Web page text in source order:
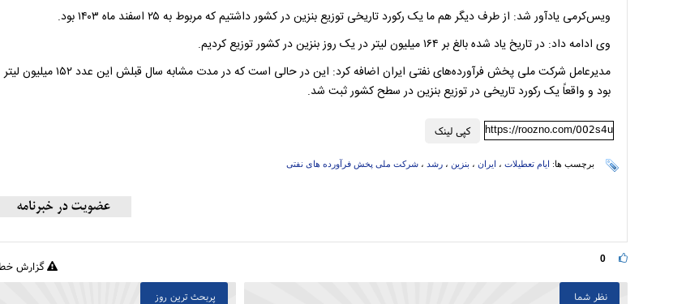
ویس‌کرمی یادآور شد: از طرف دیگر هم ما یک رکورد تاریخی توزیع بنزین در کشور داشتیم که مربوط به ۲۵ اسفند ماه ۱۴۰۳ بود.
وی ادامه داد: در تاریخ یاد شده بالغ بر ۱۶۴ میلیون لیتر در یک روز بنزین در کشور توزیع کردیم.
مدیرعامل شرکت ملی پخش فرآورده‌های نفتی ایران اضافه کرد: این در حالی است که در مدت مشابه سال قبلش این عدد ۱۵۲ میلیون لیتر
بود و واقعاً یک رکورد تاریخی در توزیع بنزین در سطح کشور ثبت شد.
کپی لینک https://roozno.com/002s4u
برچسب ها: ایام تعطیلات ، ایران ، بنزین ، رشد ، شرکت ملی پخش فرآورده های نفتی
0 گزارش
نظر شما پربحث ترین روز